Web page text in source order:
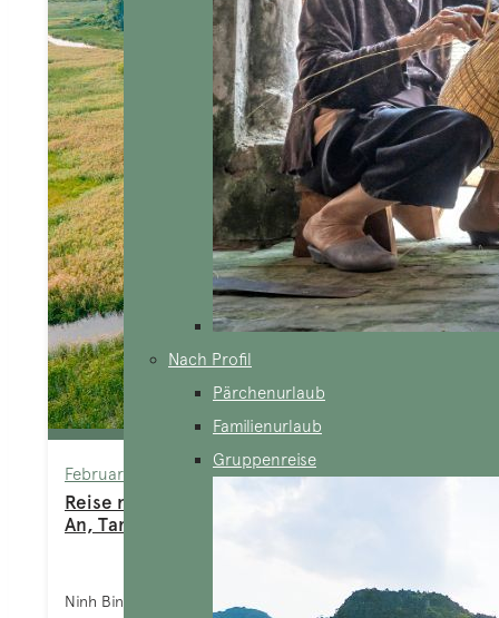
Nach Profil
Pärchenurlaub
Familienurlaub
Gruppenreise
February 25, 2025
Reise nach Ninh Binh: Sollte man Trang
An, Tam Coc oder Van Long wählen?
Ninh Binh, ein wahres Juwel im Herzen Vietnams,